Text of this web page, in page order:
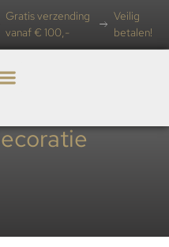
Gratis verzending
vanaf € 100,-
Veilig
betalen!